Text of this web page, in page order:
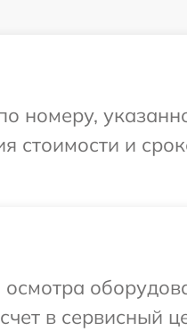
номеру,
стоимости и
в сервисный